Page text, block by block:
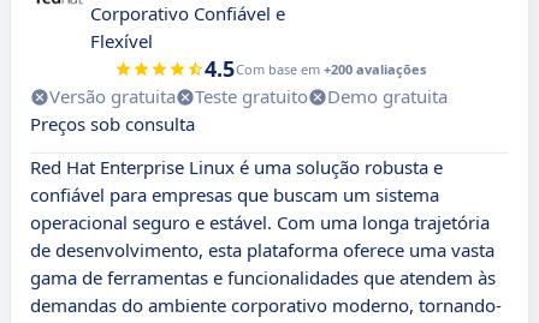
Corporativo Confiável e
Flexível
4.5Com base em +200 avaliações
Versão gratuita Teste gratuito
Demo gratuita
Preços sob consulta
Red Hat Enterprise Linux é uma solução robusta e
confiável para empresas que buscam um sistema
operacional seguro e estável. Com uma longa trajetória
de desenvolvimento, esta plataforma oferece uma vasta
gama de ferramentas e funcionalidades que atendem às
demandas do ambiente corporativo moderno, tornando-